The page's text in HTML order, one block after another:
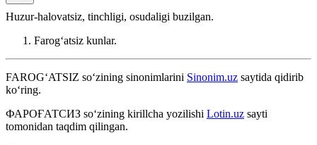
Huzur-halovatsiz, tinchligi, osudaligi buzilgan.
Farogʻatsiz kunlar.
FAROG‘ATSIZ so‘zining sinonimlarini Sinonim.uz saytida qidirib
ko‘ring.
ФАРОҒАТСИЗ so‘zining kirillcha yozilishi Lotin.uz sayti
tomonidan taqdim qilingan.